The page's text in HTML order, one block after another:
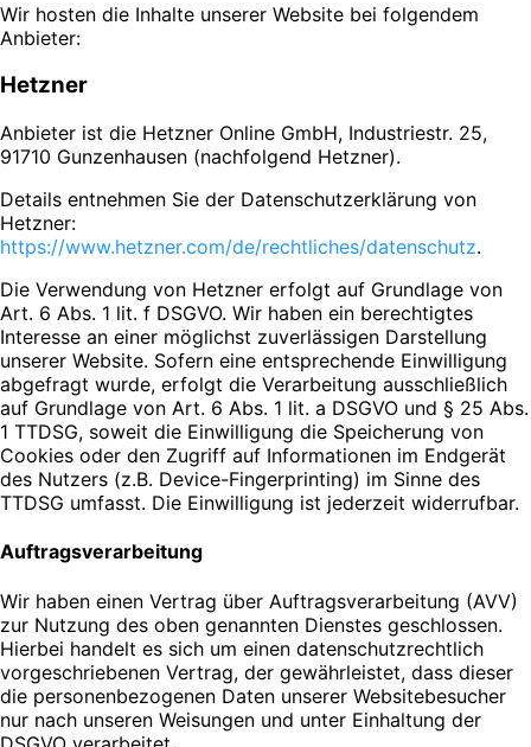
Wir hosten die Inhalte unserer Website bei folgendem
Anbieter:
Hetzner
Anbieter ist die Hetzner Online GmbH, Industriestr. 25,
91710 Gunzenhausen (nachfolgend Hetzner).
Details entnehmen Sie der Datenschutzerklärung von
Hetzner:
https://www.hetzner.com/de/rechtliches/datenschutz.
Die Verwendung von Hetzner erfolgt auf Grundlage von
Art. 6 Abs. 1 lit. f DSGVO. Wir haben ein berechtigtes
Interesse an einer möglichst zuverlässigen Darstellung
unserer Website. Sofern eine entsprechende Einwilligung
abgefragt wurde, erfolgt die Verarbeitung ausschließlich
auf Grundlage von Art. 6 Abs. 1 lit. a DSGVO und § 25 Abs.
1 TTDSG, soweit die Einwilligung die Speicherung von
Cookies oder den Zugriff auf Informationen im Endgerät
des Nutzers (z.B. Device-Fingerprinting) im Sinne des
TTDSG umfasst. Die Einwilligung ist jederzeit widerrufbar.
Auftragsverarbeitung
Wir haben einen Vertrag über Auftragsverarbeitung (AVV)
zur Nutzung des oben genannten Dienstes geschlossen.
Hierbei handelt es sich um einen datenschutzrechtlich
vorgeschriebenen Vertrag, der gewährleistet, dass dieser
die personenbezogenen Daten unserer Websitebesucher
nur nach unseren Weisungen und unter Einhaltung der